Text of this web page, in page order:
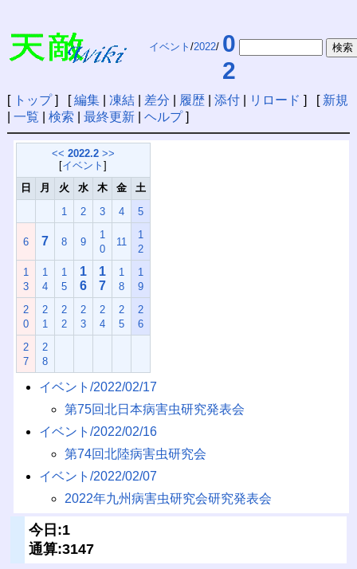
イベント /2022/ 0
2
[ トップ] [編集| 凍結| 差分 履歴| 添付| リロード ] [ 新規
一覧 検索 最終更新| ヘルプ]
<< 2022.2 >>
[イベント]
日
月 火 水 木 金
土
1
2 3 4 5
6 7 8 9
1
0
11
1
2
1
3
1
4
1
5
1
6
1
7
1
8
1
9
2
0
2
1
2
2
2
3
2
4
2
5
2
6
2
7
2
8
イベント/2022/02/17
第75回北日本病害虫研究発表会
イベント/2022/02/16
第74回北陸病害虫研究会
イベント/2022/02/07
2022年九州病害虫研究会研究発表会
今日:1
通算:3147